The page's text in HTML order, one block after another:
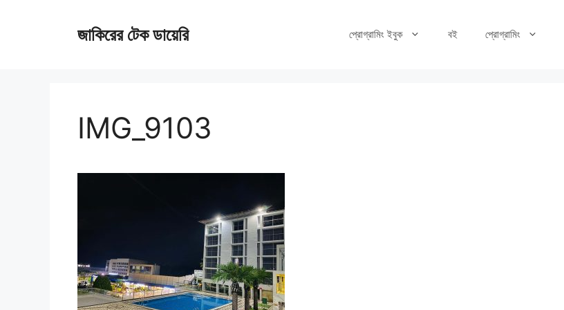
জাকিরের টেক ডায়েরি প্রোগ্রামিং ইবুক বই প্রোগ্রামিং
IMG_9103